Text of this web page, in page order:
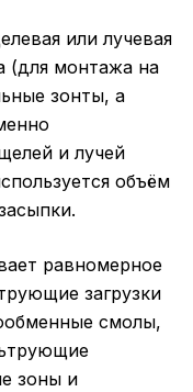
или лучевая
(для монтажа на
зонты, а
и лучей
объём
равномерное
загрузки
смолы,
зоны и